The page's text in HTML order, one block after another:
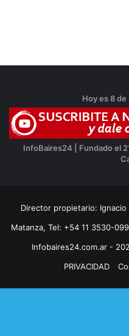
Hoy es 8
InfoBaires24 | Fundado el
Director propietario: Ignacio
Matanza, Tel: +54 11 3530-
Infobaires24.com.ar -
PRIVACIDAD